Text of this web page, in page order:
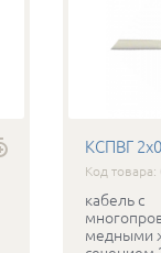
КСПВГ
Код
кабель с
медными